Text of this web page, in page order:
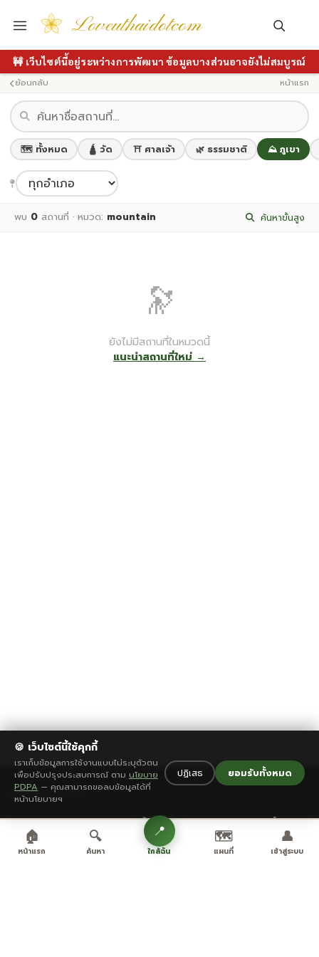
🚧 เว็บไซต์นี้อยู่ระหว่างการพัฒนา ข้อมูลบางส่วนอาจยังไม่สมบูรณ์
Loveuthaidotcom
ย้อนกลับ หน้าแรก
🗺️ ทั้งหมด 🛕 วัด ⛩️ ศาลเจ้า 🌿 ธรรมชาติ ⛰️ ภูเขา
พบ 0 สถานที่ · หมวด: mountain ค้นหาขั้นสูง
🔭
ยังไม่มีสถานที่ในหมวดนี้
แนะนำสถานที่ใหม่ →
🌿 Love Uthai
จากคนท้องถิ่น
สำรวจ
ร้านอาหาร
ที่พัก
ของฝาก
เทศกาล
วางแผนทริป
ฉุกเฉิน SOS
นโยบายฯ
ติดต่อเรา
ลงโฆษณา
🏠
หน้าแรก
🔍
ค้นหา
📍
ใกล้ฉัน
🗺️
แผนที่
👤
เข้าสู่ระบบ
🍪 เว็บไซต์นี้ใช้คุกกี้
เราเก็บข้อมูลการใช้งานแบบไม่ระบุตัวตน
เพื่อปรับปรุงประสบการณ์ ตาม นโยบาย
PDPA — คุณสามารถขอลบข้อมูลได้ที่
หน้านโยบายฯ
ปฏิเสธ ยอมรับทั้งหมด